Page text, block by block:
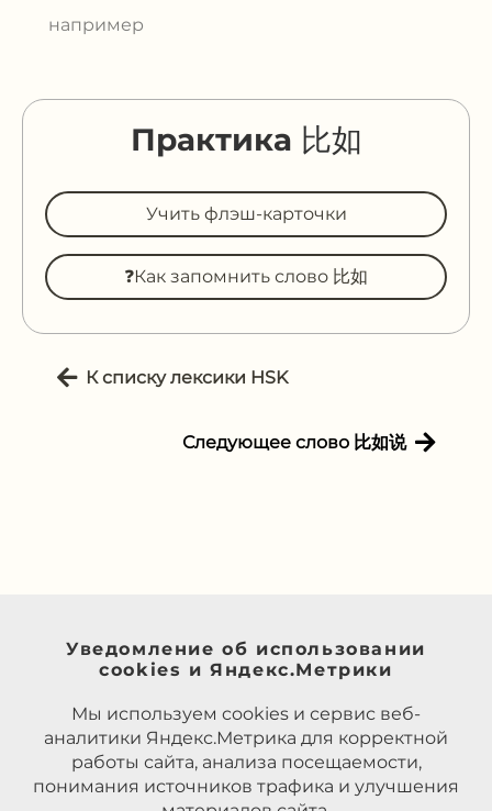
например
Практика 比如
Учить флэш-карточки
❓Как запомнить слово 比如
К списку лексики HSK
Следующее слово 比如说
Уведомление об использовании
cookies и Яндекс.Метрики
Мы используем cookies и сервис веб-
аналитики Яндекс.Метрика для корректной
работы сайта, анализа посещаемости,
понимания источников трафика и улучшения